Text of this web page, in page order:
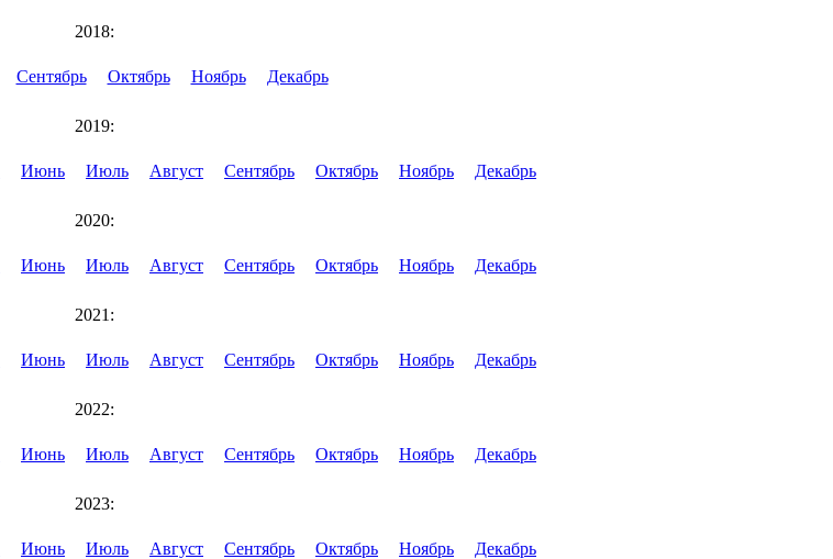
2018:
Сентябрь Октябрь Ноябрь Декабрь
2019:
Июнь Июль Август Сентябрь Октябрь Ноябрь Декабрь
2020:
Июнь Июль Август Сентябрь Октябрь Ноябрь Декабрь
2021:
Июнь Июль Август Сентябрь Октябрь Ноябрь Декабрь
2022:
Июнь Июль Август Сентябрь Октябрь Ноябрь Декабрь
2023:
Июнь Июль Август Сентябрь Октябрь Ноябрь Декабрь